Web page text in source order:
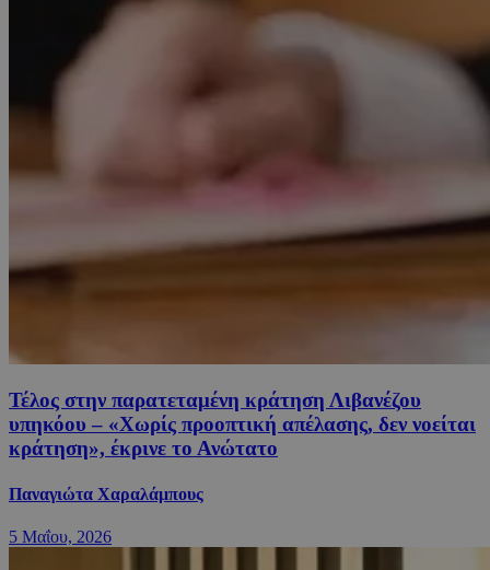
Τέλος στην παρατεταμένη κράτηση Λιβανέζου
υπηκόου – «Χωρίς προοπτική απέλασης, δεν νοείται
κράτηση», έκρινε το Ανώτατο
Παναγιώτα Χαραλάμπους
5 Μαΐου, 2026